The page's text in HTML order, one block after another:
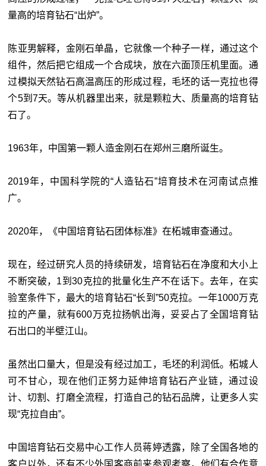
量高的培育钻石“出炉”。
陈亚男解释，金刚石单晶，它就像一个种子一样，通过这个
组件，然后把它组成一个合成块，放在六面顶压机里面。通
过模拟天然钻石高温高压的形成过程，毛坯的话一克拉也得
个5到7天。等从机器里出来，就是颗粒大、质量高的培育钻
石了。
1963年，中国第一颗人造金刚石在郑州三磨所诞生。
2019年，中国科学院的“人造钻石”培育技术在河南试点推
广。
2020年，《中国培育钻石团体标准》在柘城审查通过。
现在，经过研究人员的持续研发，培育钻石在净度和大小上
不断突破，1到30克拉的批量化生产不在话下。去年，在实
验室条件下，最大的培育钻石“长到”50克拉。一年1000万克
拉的产量，就有600万克拉扬帆出海，妥妥占了全国培育钻
石出口的半壁江山。
虽然出口量大，但是没有经过加工，毛坯的利润低。柘城人
可不甘心，现在他们正努力延伸培育钻石产业链，通过设
计、切割、打磨全流程，打造自己的钻石品牌，让更多人实
现“克拉自由”。
中国培育钻石交易中心工作人员蒋婷透露，除了全国各地的
客户以外，还有不少外国客商前来参观考察，他们有合作意